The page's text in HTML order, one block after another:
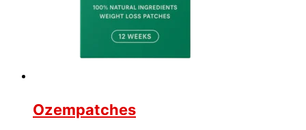
Ozempatches